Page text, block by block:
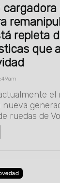
repleta
que
el
nueva
ruedas de